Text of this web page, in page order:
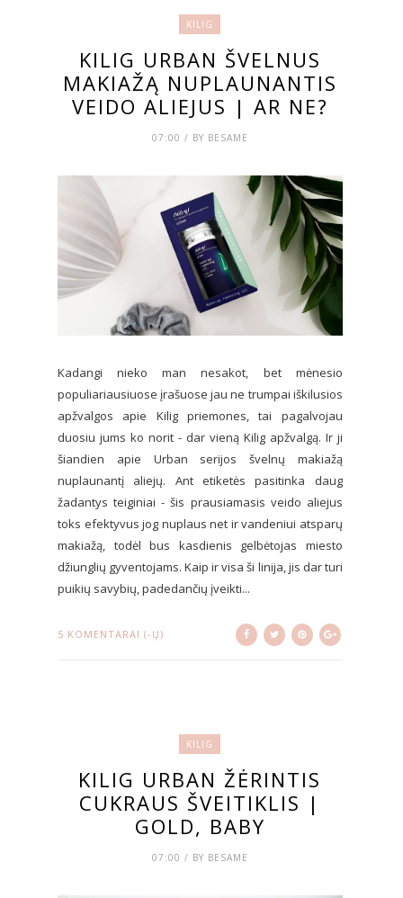
KILIG
KILIG URBAN ŠVELNUS
MAKIAŽĄ NUPLAUNANTIS
VEIDO ALIEJUS | AR NE?
07:00 / BY BESAME
Kadangi nieko man nesakot, bet mėnesio
populiariausiuose įrašuose jau ne trumpai iškilusios
apžvalgos apie Kilig priemones, tai pagalvojau
duosiu jums ko norit - dar vieną Kilig apžvalgą. Ir ji
šiandien apie Urban serijos švelnų makiažą
nuplaunantį aliejų. Ant etiketės pasitinka daug
žadantys teiginiai - šis prausiamasis veido aliejus
toks efektyvus jog nuplaus net ir vandeniui atsparų
makiažą, todėl bus kasdienis gelbėtojas miesto
džiunglių gyventojams. Kaip ir visa ši linija, jis dar turi
puikių savybių, padedančių įveikti...
5 KOMENTARAI (-Ų)
KILIG
KILIG URBAN ŽĖRINTIS
CUKRAUS ŠVEITIKLIS |
GOLD, BABY
07:00 / BY BESAME